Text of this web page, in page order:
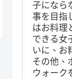
子になら
事を目指
はお料理
できる女
いに、お
その他、
ウォーク